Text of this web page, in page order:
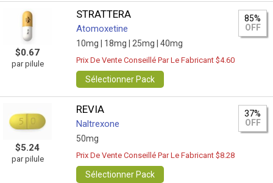
$0.67
par pilule
STRATTERA
Atomoxetine
10mg | 18mg | 25mg | 40mg
85%
OFF
Prix De Vente Conseillé Par Le Fabricant $4.60
Sélectionner Pack
$5.24
par pilule
REVIA
Naltrexone
50mg
37%
OFF
Prix De Vente Conseillé Par Le Fabricant $8.28
Sélectionner Pack